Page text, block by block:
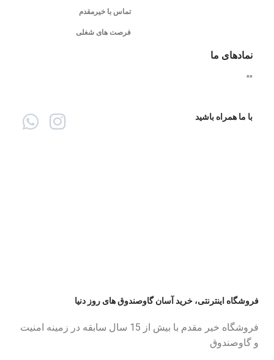
تماس با خیرمقدم
فرصت های شغلی
نمادهای ما
"
"
با ما همراه باشید
فروشگاه اینترنتی، خرید آسان گاوصندوق های روز دنیا
فروشگاه خیر مقدم با بیش از 15 سال سابقه در زمینه امنیت
و گاوصندوق